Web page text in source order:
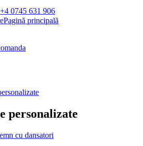
+4 0745 631 906
Pagină principală
personalizate